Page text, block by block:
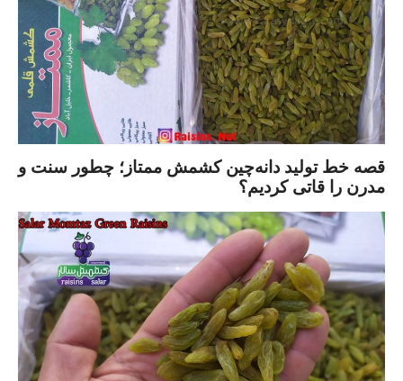
قصه خط تولید دانه‌چین کشمش ممتاز؛ چطور سنت و
مدرن را قاتی کردیم؟